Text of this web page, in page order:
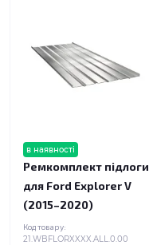
в наявності
Ремкомплект підлоги
для Ford Explorer V
(2015–2020)
Код товару:
21.WBFLORXXXX.ALL.0.00